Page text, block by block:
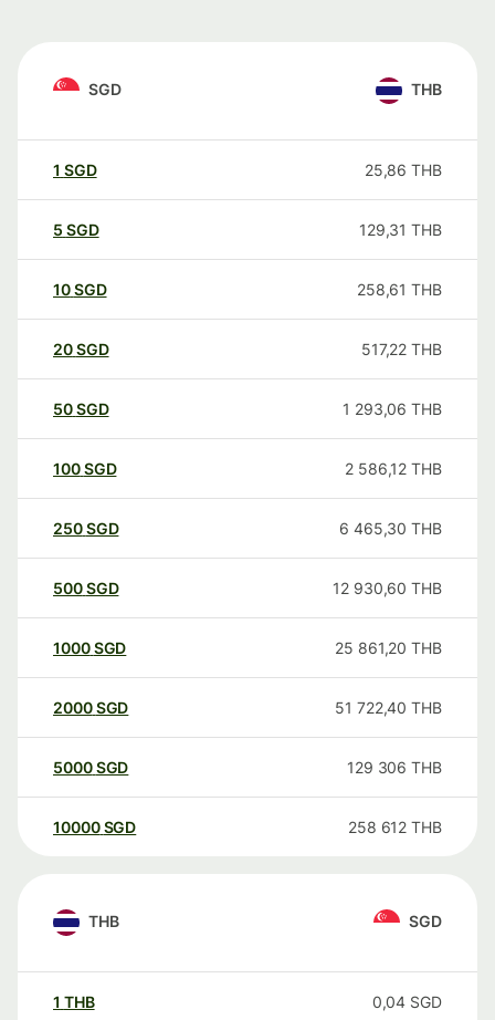
SGD THB
1 SGD 25,86 THB
5 SGD 129,31 THB
10SGD 258,61 THB
20SGD 517,22 THB
50SGD 1 293,06 THB
100SGD 2 586,12 THB
250SGD 6 465,30 THB
500SGD 12 930,60 THB
1000SGD 25 861,20 THB
2000SGD 51 722,40 THB
5000SGD 129 306 THB
10000 SGD 258 612 THB
THB SGD
1 THB 0,04 SGD